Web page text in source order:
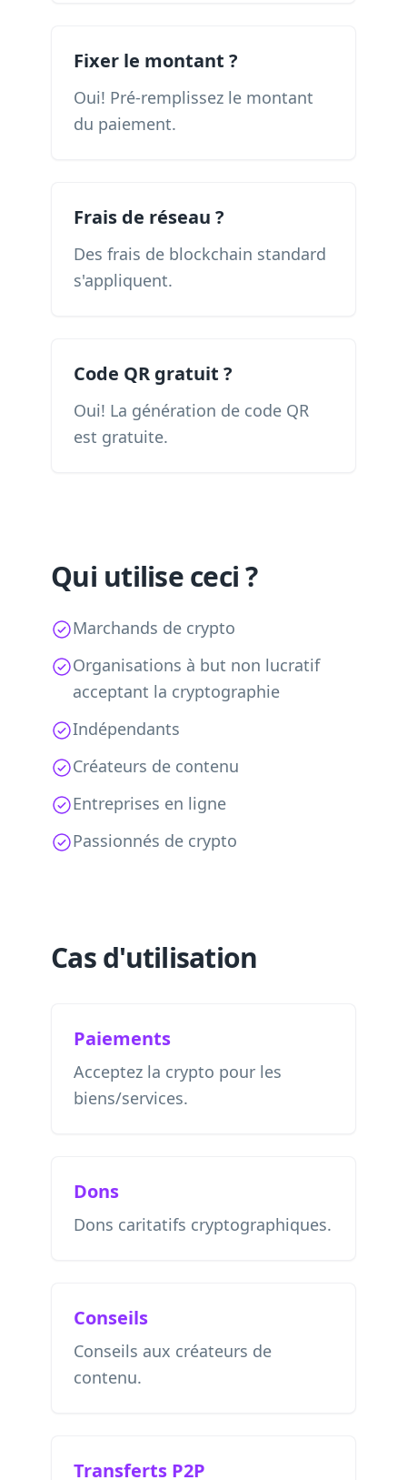
Fixer le montant ?
Oui! Pré-remplissez le montant
du paiement.
Frais de réseau ?
Des frais de blockchain standard
s'appliquent.
Code QR gratuit ?
Oui! La génération de code QR
est gratuite.
Qui utilise ceci ?
Marchands de crypto
Organisations à but non lucratif
acceptant la cryptographie
Indépendants
Créateurs de contenu
Entreprises en ligne
Passionnés de crypto
Cas d'utilisation
Paiements
Acceptez la crypto pour les
biens/services.
Dons
Dons caritatifs cryptographiques.
Conseils
Conseils aux créateurs de
contenu.
Transferts P2P